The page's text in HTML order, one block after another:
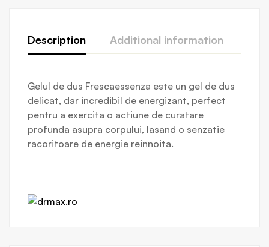
Description Additional information
Gelul de dus Frescaessenza este un gel de dus
delicat, dar incredibil de energizant, perfect
pentru a exercita o actiune de curatare
profunda asupra corpului, lasand o senzatie
racoritoare de energie reinnoita.